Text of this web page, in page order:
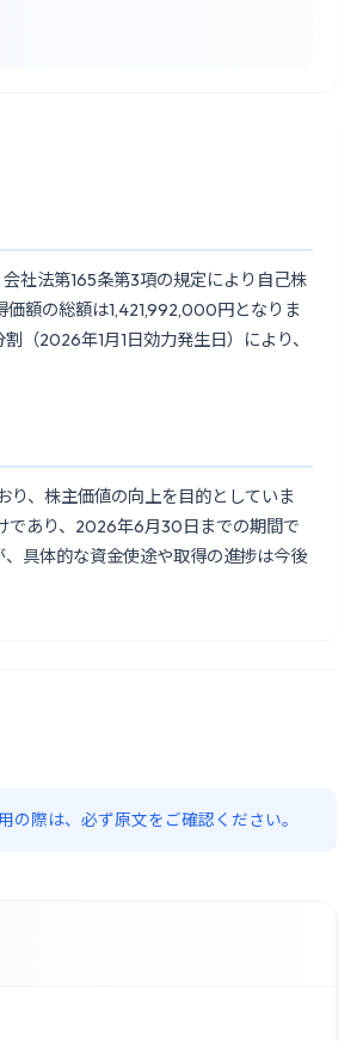
社法第165条第3項の規定により自己株
額の総額は1,421,992,000円となりま
（2026年1月1日効力発生日）により、
り、株主価値の向上を目的としていま
であり、2026年6月30日までの期間で
具体的な資金使途や取得の進捗は今後
際は、必ず原文をご確認ください。